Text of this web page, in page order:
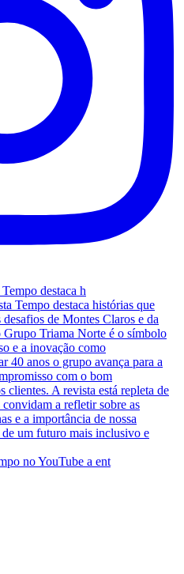
destaca h
no YouTube a ent